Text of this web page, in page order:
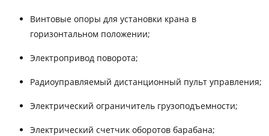
Винтовые опоры для установки крана в
горизонтальном положении;
Электропривод поворота;
Радиоуправляемый дистанционный пульт управления;
Электрический ограничитель грузоподъемности;
Электрический счетчик оборотов барабана;